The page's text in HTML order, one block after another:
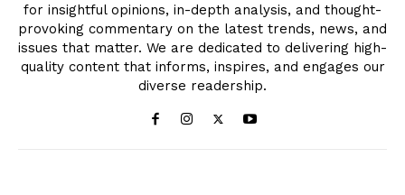
for insightful opinions, in-depth analysis, and thought-
provoking commentary on the latest trends, news, and
issues that matter. We are dedicated to delivering high-
quality content that informs, inspires, and engages our
diverse readership.